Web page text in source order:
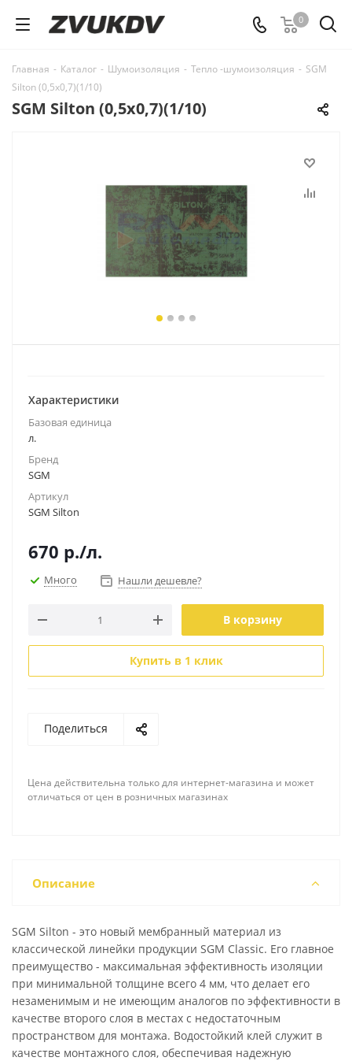
0
Главная - Каталог - Шумоизоляция - Тепло -шумоизоляция - SGM
Silton (0,5х0,7)(1/10)
SGM Silton (0,5х0,7)(1/10)
Характеристики
Базовая единица
л.
Бренд
SGM
Артикул
SGM Silton
670 р./л.
Много Нашли дешевле?
В корзину
Купить в 1 клик
Поделиться
Цена действительна только для интернет-магазина и может
отличаться от цен в розничных магазинах
Описание
SGM Silton - это новый мембранный материал из
классической линейки продукции SGM Classic. Его главное
преимущество - максимальная эффективность изоляции
при минимальной толщине всего 4 мм, что делает его
незаменимым и не имеющим аналогов по эффективности в
качестве второго слоя в местах с недостаточным
пространством для монтажа. Водостойкий клей служит в
качестве монтажного слоя, обеспечивая надежную